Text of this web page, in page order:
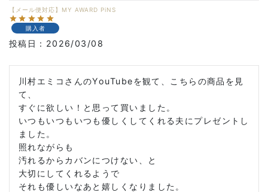
【メール便対応】MY AWARD PiNS
購入者
投稿日 2026/03/08
川村エミコさんのYouTubeを観て、こちらの商品を見
て、
すぐに欲しい！と思って買いました。
いつもいつもいつも優しくしてくれる夫にプレゼントし
ました。
照れながらも
汚れるからカバンにつけない、と
大切にしてくれるようで
それも優しいなあと嬉しくなりました。